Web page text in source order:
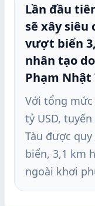
Lần đầu
sẽ xây siêu
vượt biển
nhân tạo
Phạm
Với tổng
tỷ USD,
Tàu được
biển, 3,1 km
ngoài khơi